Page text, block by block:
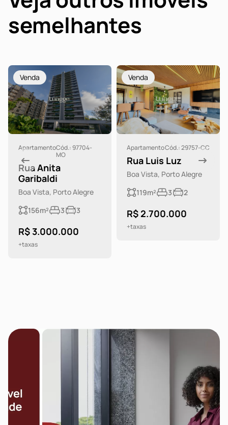
semelhantes
Venda
ApartamentoCód.: 97704-
MO
Rua Anita
Garibaldi
Boa Vista, Porto Alegre
156m²
3 3
R$ 3.000.000
+taxas
Venda
ApartamentoCód.: 29757-CC
Rua Luis Luz
Boa Vista, Porto Alegre
119m²
3 2
R$ 2.700.000
+taxas